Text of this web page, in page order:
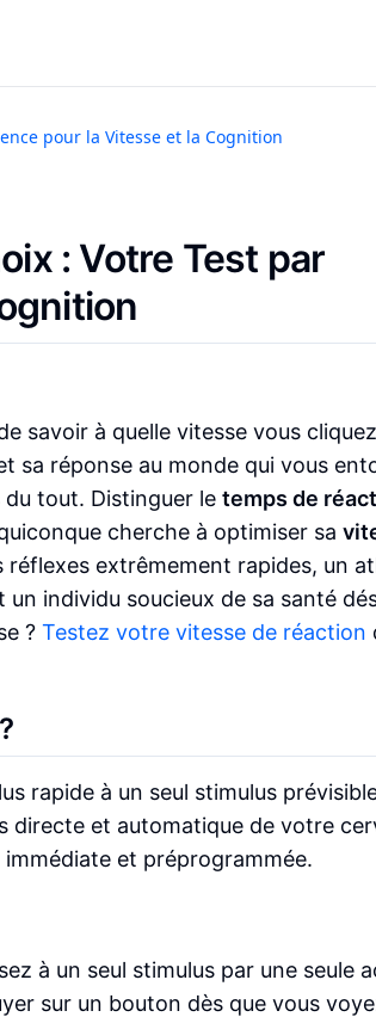
pour la Vitesse et la Cognition
: Votre Test par
savoir à quelle vitesse vous
sa réponse au monde qui vous
du tout. Distinguer le temps de
cherche à optimiser sa
extrêmement rapides, un
individu soucieux de sa santé
? Testez votre vitesse de réaction
rapide à un seul stimulus
directe et automatique de votre
et préprogrammée.
à un seul stimulus par une seule
sur un bouton dès que vous